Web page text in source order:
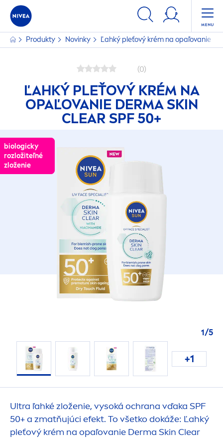
Produkty Novinky Ľahký pleťový krém na opaľovanie
(0)
ĽAHKÝ PLEŤOVÝ KRÉM NA
OPAĽOVANIE DERMASKIN
CLEAR SPF 50+
biologicky
rozložiteľné
zloženie
1/5
+1
biologicky
rozložiteľné
zloženie
Ultra ľahké zloženie, vysoká ochrana vďaka SPF
50+ a zmatňujúci efekt. To všetko dokáže: Ľahký
pleťový krém na opaľovanie Derma Skin Clear